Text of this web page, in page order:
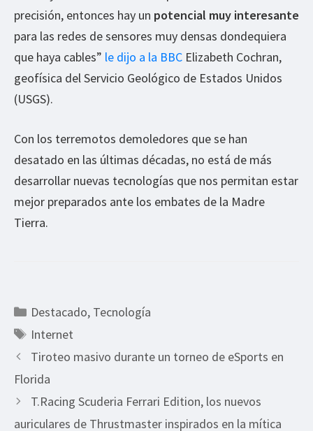
precisión, entonces hay un potencial muy interesante
para las redes de sensores muy densas dondequiera
que haya cables” le dijo a la BBC Elizabeth Cochran,
geofísica del Servicio Geológico de Estados Unidos
(USGS).
Con los terremotos demoledores que se han
desatado en las últimas décadas, no está de más
desarrollar nuevas tecnologías que nos permitan estar
mejor preparados ante los embates de la Madre
Tierra.
Categorías
Destacado, Tecnología
Etiquetas
Internet
Tiroteo masivo durante un torneo de eSports en
Florida
T.Racing Scuderia Ferrari Edition, los nuevos
auriculares de Thrustmaster inspirados en la mítica